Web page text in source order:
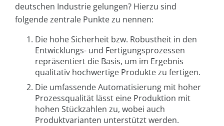
deutschen Industrie gelungen? Hierzu sind
folgende zentrale Punkte zu nennen:
Die hohe Sicherheit bzw. Robustheit in den
Entwicklungs- und Fertigungsprozessen
repräsentiert die Basis, um im Ergebnis
qualitativ hochwertige Produkte zu fertigen.
Die umfassende Automatisierung mit hoher
Prozessqualität lässt eine Produktion mit
hohen Stückzahlen zu, wobei auch
Produktvarianten unterstützt werden.